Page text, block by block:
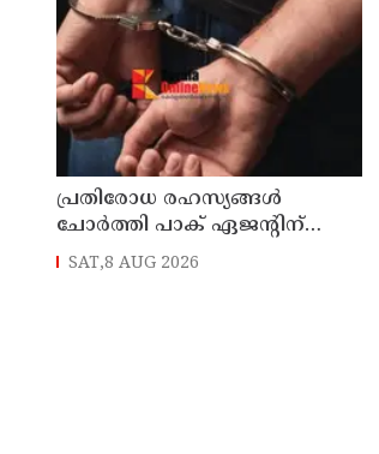
പ്രതിരോധ രഹസ്യങ്ങള്‍
ചോര്‍ത്തി പാക് ഏജന്റിന്
നല്‍കി; വ്യോമസേനാ വിങ്
കമാന്‍ഡര്‍ അറസ്റ്റില്‍
SAT,8 AUG 2026